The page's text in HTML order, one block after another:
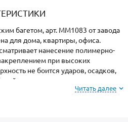
багетом, арт. ММ1083 от завода
для дома, квартиры, офиса.
нанесение полимерно-
при высоких
не боится ударов, осадков,
температуры.
Читать далее